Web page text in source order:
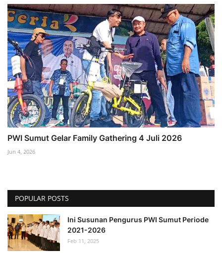
PWI Sumut Gelar Family Gathering 4 Juli 2026
Jun 4, 2026
POPULAR POSTS
Ini Susunan Pengurus PWI Sumut Periode
2021-2026
Feb 11, 2025